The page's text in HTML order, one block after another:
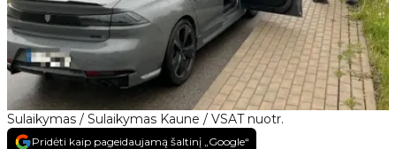
Sulaikymas / Sulaikymas Kaune / VSAT nuotr.
Pridėti kaip pageidaujamą šaltinį „Google“